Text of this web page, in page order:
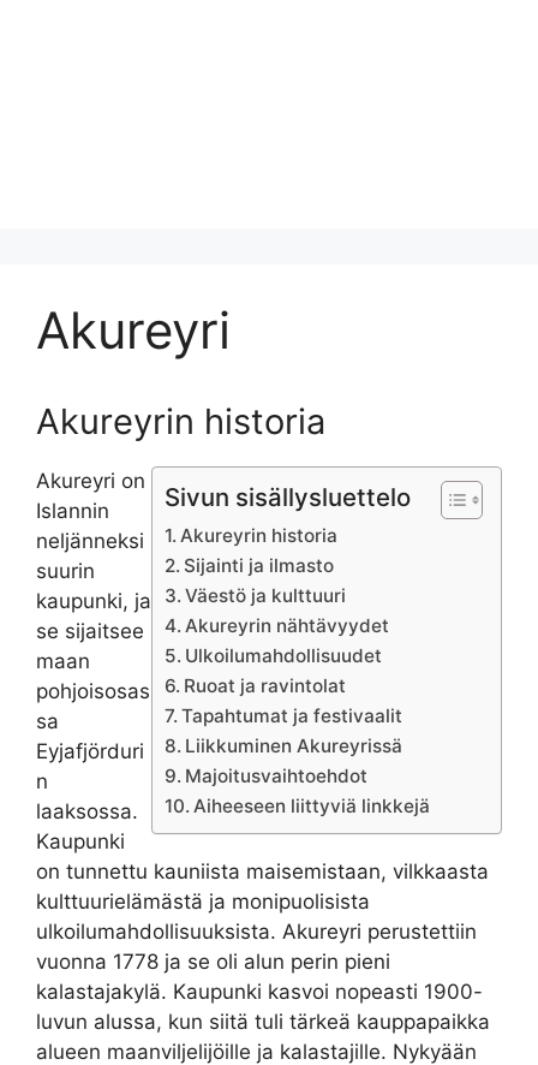
Akureyri
Akureyrin historia
Sivun sisällysluettelo
Akureyrin historia
Sijainti ja ilmasto
Väestö ja kulttuuri
Akureyrin nähtävyydet
Ulkoilumahdollisuudet
Ruoat ja ravintolat
Tapahtumat ja festivaalit
Liikkuminen Akureyrissä
Majoitusvaihtoehdot
Aiheeseen liittyviä linkkejä
Akureyri on
Islannin
neljänneksi
suurin
kaupunki, ja
se sijaitsee
maan
pohjoisosas
sa
Eyjafjörduri
n
laaksossa.
Kaupunki
on tunnettu kauniista maisemistaan, vilkkaasta
kulttuurielämästä ja monipuolisista
ulkoilumahdollisuuksista. Akureyri perustettiin
vuonna 1778 ja se oli alun perin pieni
kalastajakylä. Kaupunki kasvoi nopeasti 1900-
luvun alussa, kun siitä tuli tärkeä kauppapaikka
alueen maanviljelijöille ja kalastajille. Nykyään